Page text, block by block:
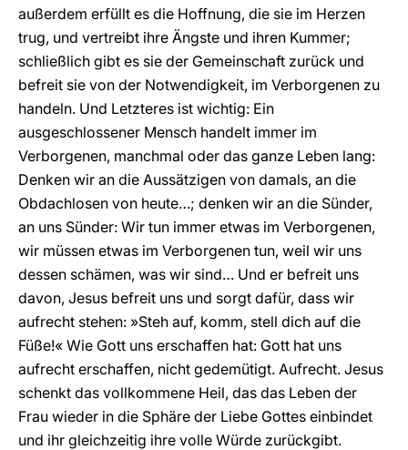
außerdem erfüllt es die Hoffnung, die sie im Herzen
trug, und vertreibt ihre Ängste und ihren Kummer;
schließlich gibt es sie der Gemeinschaft zurück und
befreit sie von der Notwendigkeit, im Verborgenen zu
handeln. Und Letzteres ist wichtig: Ein
ausgeschlossener Mensch handelt immer im
Verborgenen, manchmal oder das ganze Leben lang:
Denken wir an die Aussätzigen von damals, an die
Obdachlosen von heute…; denken wir an die Sünder,
an uns Sünder: Wir tun immer etwas im Verborgenen,
wir müssen etwas im Verborgenen tun, weil wir uns
dessen schämen, was wir sind… Und er befreit uns
davon, Jesus befreit uns und sorgt dafür, dass wir
aufrecht stehen: »Steh auf, komm, stell dich auf die
Füße!« Wie Gott uns erschaffen hat: Gott hat uns
aufrecht erschaffen, nicht gedemütigt. Aufrecht. Jesus
schenkt das vollkommene Heil, das das Leben der
Frau wieder in die Sphäre der Liebe Gottes einbindet
und ihr gleichzeitig ihre volle Würde zurückgibt.